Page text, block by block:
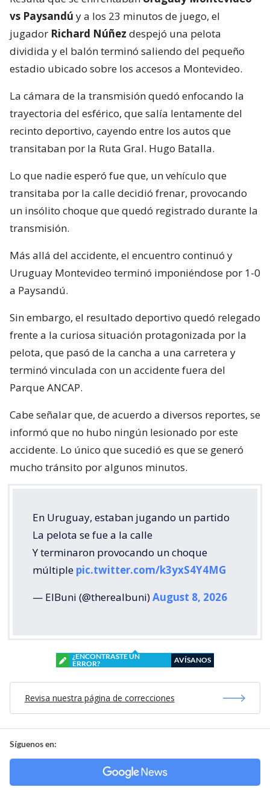
vs Paysandú y a los 23 minutos de juego, el
jugador Richard Núñez despejó una pelota
dividida y el balón terminó saliendo del pequeño
estadio ubicado sobre los accesos a Montevideo.
La cámara de la transmisión quedó enfocando la
trayectoria del esférico, que salía lentamente del
recinto deportivo, cayendo entre los autos que
transitaban por la Ruta Gral. Hugo Batalla.
Lo que nadie esperó fue que, un vehículo que
transitaba por la calle decidió frenar, provocando
un insólito choque que quedó registrado durante la
transmisión.
Más allá del accidente, el encuentro continuó y
Uruguay Montevideo terminó imponiéndose por 1-0
a Paysandú.
Sin embargo, el resultado deportivo quedó relegado
frente a la curiosa situación protagonizada por la
pelota, que pasó de la cancha a una carretera y
terminó vinculada con un accidente fuera del
Parque ANCAP.
Cabe señalar que, de acuerdo a diversos reportes, se
informó que no hubo ningún lesionado por este
accidente. Lo único que sucedió es que se generó
mucho tránsito por algunos minutos.
En Uruguay, estaban jugando un partido
La pelota se fue a la calle
Y terminaron provocando un choque
múltiple pic.twitter.com/k3yxS4Y4MG
— ElBuni (@therealbuni)August 8, 2026
¿ENCONTRASTE UN
ERROR?
AVÍSANOS
Revisa nuestra página de correcciones
Síguenos en: